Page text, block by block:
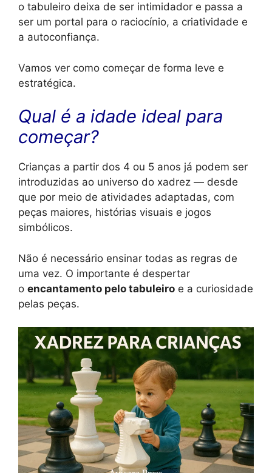
o tabuleiro deixa de ser intimidador e passa a
ser um portal para o raciocínio, a criatividade e
a autoconfiança.
Vamos ver como começar de forma leve e
estratégica.
Qual é a idade ideal para
começar?
Crianças a partir dos 4 ou 5 anos já podem ser
introduzidas ao universo do xadrez — desde
que por meio de atividades adaptadas, com
peças maiores, histórias visuais e jogos
simbólicos.
Não é necessário ensinar todas as regras de
uma vez. O importante é despertar
o encantamento pelo tabuleiro e a curiosidade
pelas peças.